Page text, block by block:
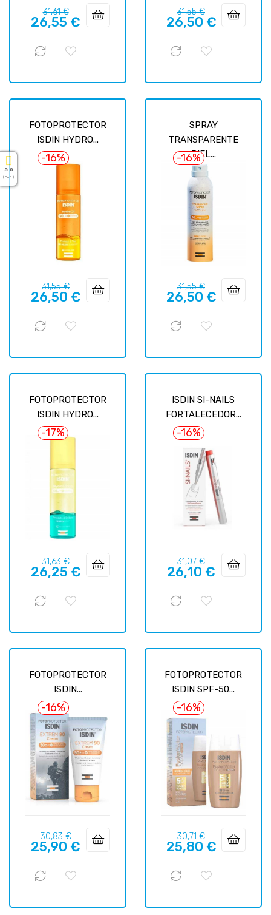
Prix
habituel
31,61 €Prix
26,55 €
Prix
habituel
31,55 €Prix
26,50 €
FOTOPROTECTOR
ISDIN HYDRO...
-16%
Prix
habituel
31,55 €Prix
26,50 €
SPRAY
TRANSPARENTE
PIEL...
-16%
Prix
habituel
31,55 €Prix
26,50 €
FOTOPROTECTOR
ISDIN HYDRO...
-17%
Prix
habituel
31,63 €Prix
26,25 €
ISDIN SI-NAILS
FORTALECEDOR...
-16%
Prix
habituel
31,07 €Prix
26,10 €
FOTOPROTECTOR
ISDIN...
-16%
Prix
habituel
30,83 €Prix
25,90 €
FOTOPROTECTOR
ISDIN SPF-50...
-16%
Prix
habituel
30,71 €Prix
25,80 €
5.0
( On 5 )